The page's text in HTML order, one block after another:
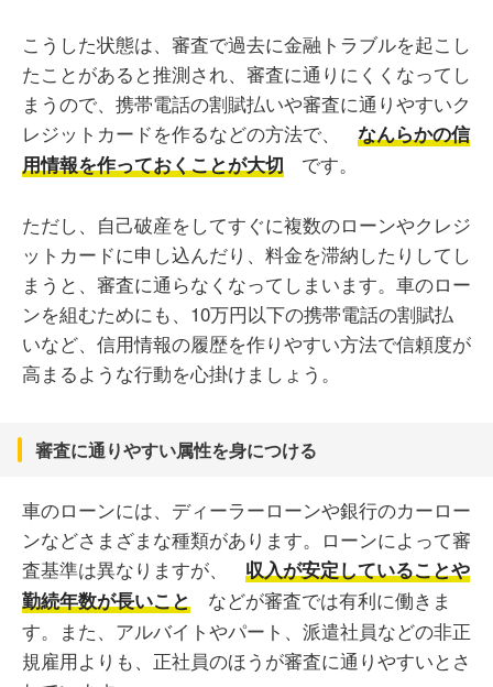
こうした状態は、審査で過去に金融トラブルを起こし
たことがあると推測され、審査に通りにくくなってし
まうので、携帯電話の割賦払いや審査に通りやすいク
レジットカードを作るなどの方法で、
なんらかの信
用情報を作っておくことが大切
です。
ただし、自己破産をしてすぐに複数のローンやクレジ
ットカードに申し込んだり、料金を滞納したりしてし
まうと、審査に通らなくなってしまいます。車のロー
ンを組むためにも、10万円以下の携帯電話の割賦払
いなど、信用情報の履歴を作りやすい方法で信頼度が
高まるような行動を心掛けましょう。
審査に通りやすい属性を身につける
車のローンには、ディーラーローンや銀行のカーロー
ンなどさまざまな種類があります。ローンによって審
査基準は異なりますが、
収入が安定していることや
勤続年数が長いこと
などが審査では有利に働きま
す。また、アルバイトやパート、派遣社員などの非正
規雇用よりも、正社員のほうが審査に通りやすいとさ